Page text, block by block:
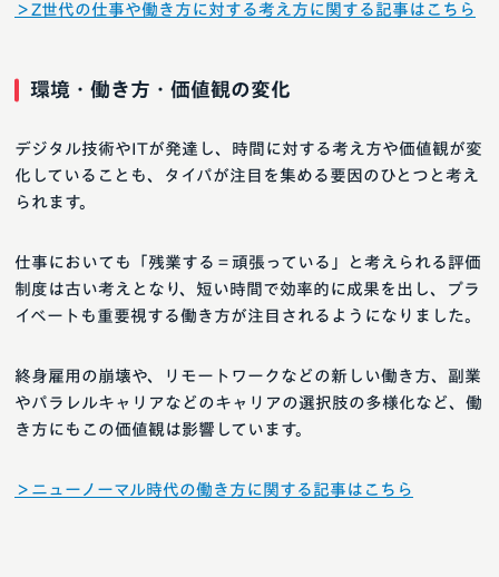
＞Z世代の仕事や働き方に対する考え方に関する記事はこちら
環境・働き方・価値観の変化
デジタル技術やITが発達し、時間に対する考え方や価値観が変
化していることも、タイパが注目を集める要因のひとつと考え
られます。
仕事においても「残業する＝頑張っている」と考えられる評価
制度は古い考えとなり、短い時間で効率的に成果を出し、プラ
イベートも重要視する働き方が注目されるようになりました。
終身雇用の崩壊や、リモートワークなどの新しい働き方、副業
やパラレルキャリアなどのキャリアの選択肢の多様化など、働
き方にもこの価値観は影響しています。
＞ニューノーマル時代の働き方に関する記事はこちら